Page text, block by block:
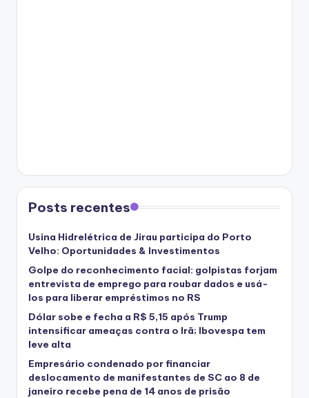
Posts recentes
Usina Hidrelétrica de Jirau participa do Porto
Velho: Oportunidades & Investimentos
Golpe do reconhecimento facial: golpistas forjam
entrevista de emprego para roubar dados e usá-
los para liberar empréstimos no RS
Dólar sobe e fecha a R$ 5,15 após Trump
intensificar ameaças contra o Irã; Ibovespa tem
leve alta
Empresário condenado por financiar
deslocamento de manifestantes de SC ao 8 de
janeiro recebe pena de 14 anos de prisão